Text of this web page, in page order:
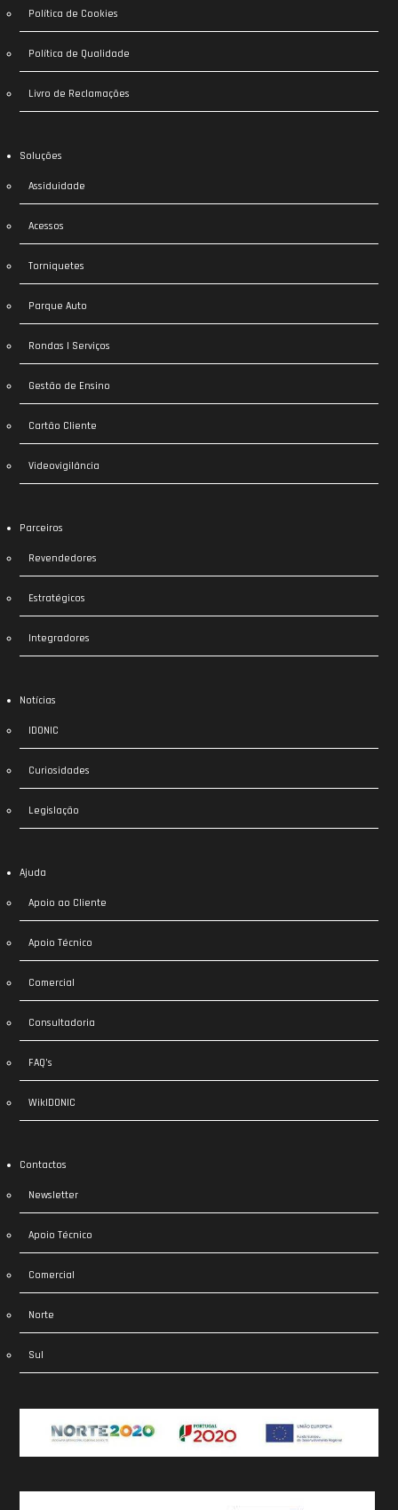
Política de Cookies
Política de Qualidade
Livro de Reclamações
Soluções
Assiduidade
Acessos
Torniquetes
Parque Auto
Rondas | Serviços
Gestão de Ensino
Cartão Cliente
Videovigilância
Parceiros
Revendedores
Estratégicos
Integradores
Notícias
IDONIC
Curiosidades
Legislação
Ajuda
Apoio ao Cliente
Apoio Técnico
Comercial
Consultadoria
FAQ’s
WikIDONIC
Contactos
Newsletter
Apoio Técnico
Comercial
Norte
Sul